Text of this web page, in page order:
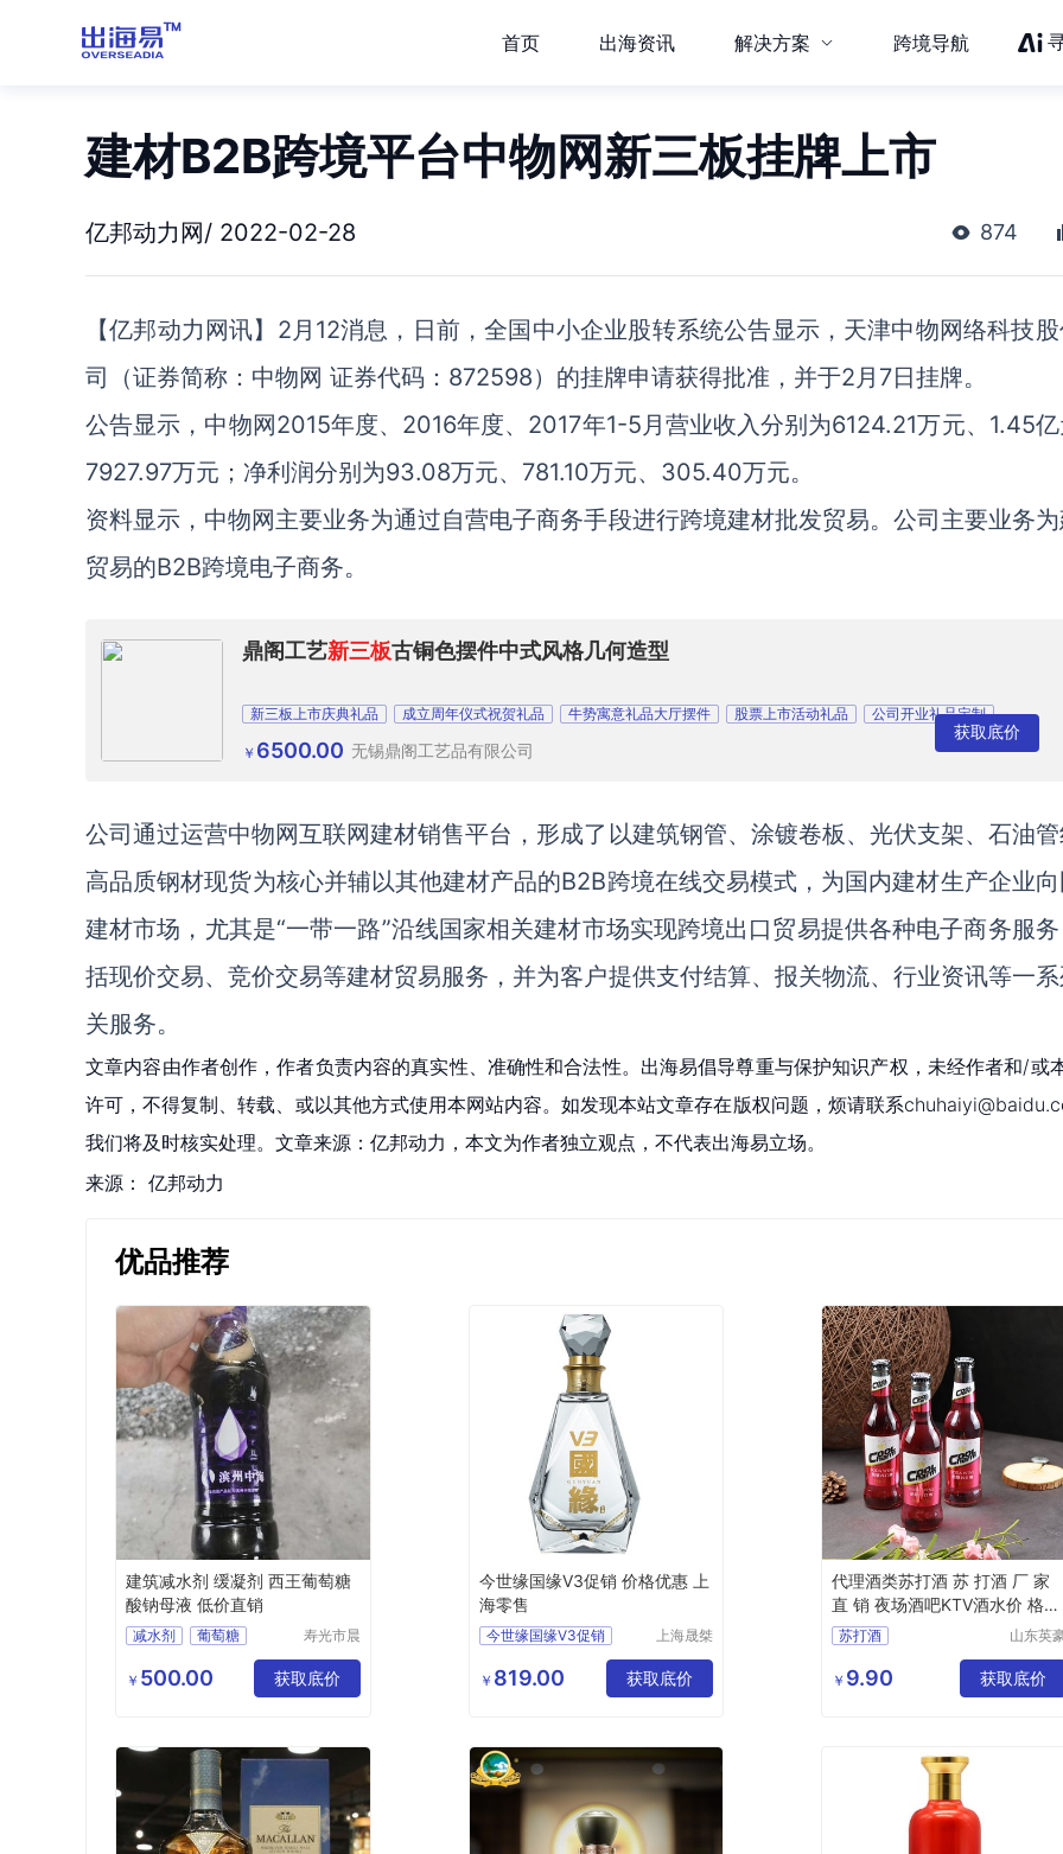
首页 出海资讯 解决方案 跨境导航
建材B2B跨境平台中物网新三板挂牌上市
亿邦动力网/ 2022-02-28 874
【亿邦动力网讯】2月12消息，日前，全国中小企业股转系统公告显示，天津中物网络科技
司（证券简称：中物网 证券代码：872598）的挂牌申请获得批准，并于2月7日挂牌。
公告显示，中物网2015年度、2016年度、2017年1-5月营业收入分别为6124.21万元、1.45
7927.97万元；净利润分别为93.08万元、781.10万元、305.40万元。
资料显示，中物网主要业务为通过自营电子商务手段进行跨境建材批发贸易。公司主要业务
贸易的B2B跨境电子商务。
鼎阁工艺新三板古铜色摆件中式风格几何造型
新三板上市庆典礼品 成立周年仪式祝贺礼品 牛势寓意礼品大厅摆件 股票上市活动礼品 公司开业礼品定制
￥ 6500.00 无锡鼎阁工艺品有限公司
获取底价
公司通过运营中物网互联网建材销售平台，形成了以建筑钢管、涂镀卷板、光伏支架、石油
高品质钢材现货为核心并辅以其他建材产品的B2B跨境在线交易模式，为国内建材生产企业
建材市场，尤其是“一带一路”沿线国家相关建材市场实现跨境出口贸易提供各种电子商务服
括现价交易、竞价交易等建材贸易服务，并为客户提供支付结算、报关物流、行业资讯等一
关服务。
文章内容由作者创作，作者负责内容的真实性、准确性和合法性。出海易倡导尊重与保护知识产权，未经作者和/或
许可，不得复制、转载、或以其他方式使用本网站内容。如发现本站文章存在版权问题，烦请联系
我们将及时核实处理。文章来源：亿邦动力，本文为作者独立观点，不代表出海易立场。
来源： 亿邦动力
优品推荐
建筑减水剂 缓凝剂 西王葡萄糖
酸钠母液 低价直销
减水剂 葡萄糖
寿光市晨
限公司
￥ 500.00 获取底价
今世缘国缘V3促销 价格优惠 上
海零售
今世缘国缘V3促销
上海零售
供应
食品生鲜
上海晟桀
公司
￥ 819.00 获取底价
代理酒类苏打酒 苏 打酒 厂 家
直 销 夜场酒吧KTV酒水价 格优
惠苏打酒
山东英
公司
￥ 9.90 获取底价